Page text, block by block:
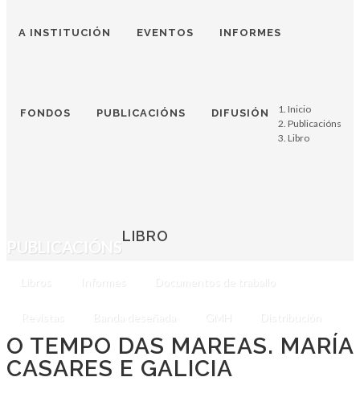
A INSTITUCIÓN EVENTOS INFORMES
FONDOS PUBLICACIÓNS DIFUSIÓN
PUBLICACIÓNS
LIBRO
Inicio
Publicacións
Libro
O TEMPO DAS MAREAS. MARÍA
CASARES E GALICIA